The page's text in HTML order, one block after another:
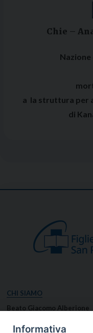
Chie –
Nazione
la struttura per
di
CHI SIAMO
Beato Giacomo Alberione
Venerabile Tecla Merlo
Informativa